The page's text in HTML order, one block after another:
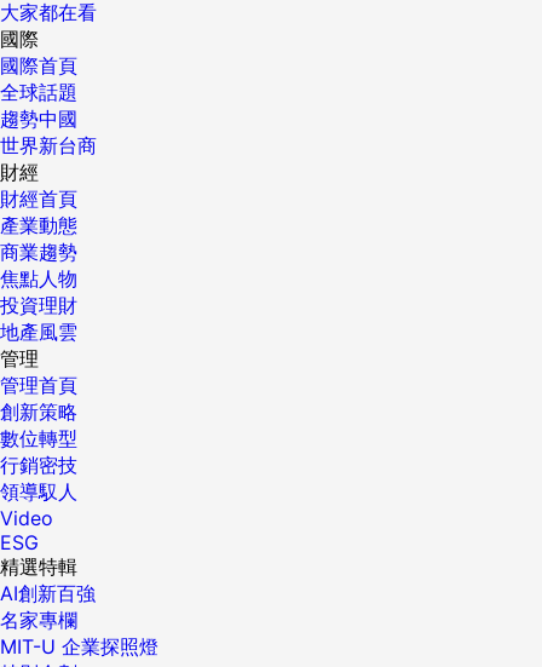
大家都在看
國際
國際首頁
全球話題
趨勢中國
世界新台商
財經
財經首頁
產業動態
商業趨勢
焦點人物
投資理財
地產風雲
管理
管理首頁
創新策略
數位轉型
行銷密技
領導馭人
Video
ESG
精選特輯
AI創新百強
名家專欄
MIT-U 企業探照燈